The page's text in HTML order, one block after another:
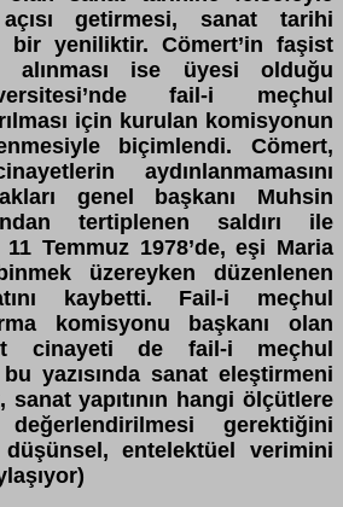
getirmesi, sanat tarihi
bir yeniliktir. Cömert’in faşist
alınması ise üyesi olduğu
fail-i meçhul
için kurulan komisyonun
biçimlendi. Cömert,
aydınlanmamasını
genel başkanı Muhsin
tertiplenen saldırı ile
Temmuz 1978’de, eşi Maria
üzereyken düzenlenen
kaybetti. Fail-i meçhul
komisyonu başkanı olan
cinayeti de fail-i meçhul
bu yazısında sanat eleştirmeni
yapıtının hangi ölçütlere
gerektiğini
entelektüel verimini